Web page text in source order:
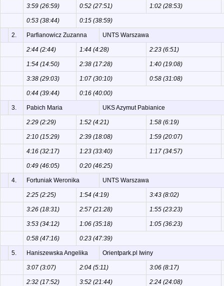
3:59 (26:59) 0:52 (27:51) 1:02 (28:53)
0:53 (38:44) 0:15 (38:59)
2. Parfianowicz Zuzanna UNTS Warszawa
2:44 (2:44) 1:44 (4:28) 2:23 (6:51)
1:54 (14:50) 2:38 (17:28) 1:40 (19:08)
3:38 (29:03) 1:07 (30:10) 0:58 (31:08)
0:44 (39:44) 0:16 (40:00)
3. Pabich Maria UKS Azymut Pabianice
2:29 (2:29) 1:52 (4:21) 1:58 (6:19)
2:10 (15:29) 2:39 (18:08) 1:59 (20:07)
4:16 (32:17) 1:23 (33:40) 1:17 (34:57)
0:49 (46:05) 0:20 (46:25)
4. Fortuniak Weronika UNTS Warszawa
2:25 (2:25) 1:54 (4:19) 3:43 (8:02)
3:26 (18:31) 2:57 (21:28) 1:55 (23:23)
3:53 (34:12) 1:06 (35:18) 1:05 (36:23)
0:58 (47:16) 0:23 (47:39)
5. Haniszewska Angelika Orientpark.pl Iwiny
3:07 (3:07) 2:04 (5:11) 3:06 (8:17)
2:32 (17:52) 3:52 (21:44) 2:24 (24:08)